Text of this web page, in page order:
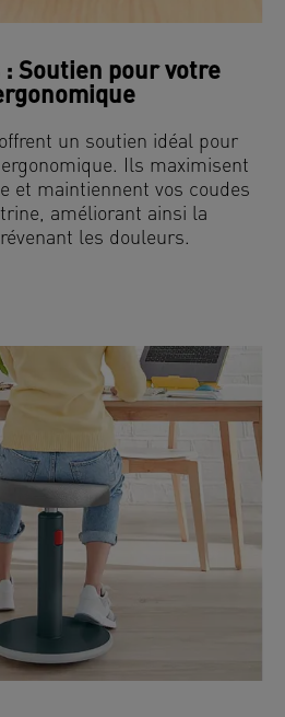
: Soutien pour votre
un soutien idéal pour
Ils maximisent
et maintiennent vos coudes
améliorant ainsi la
les douleurs.